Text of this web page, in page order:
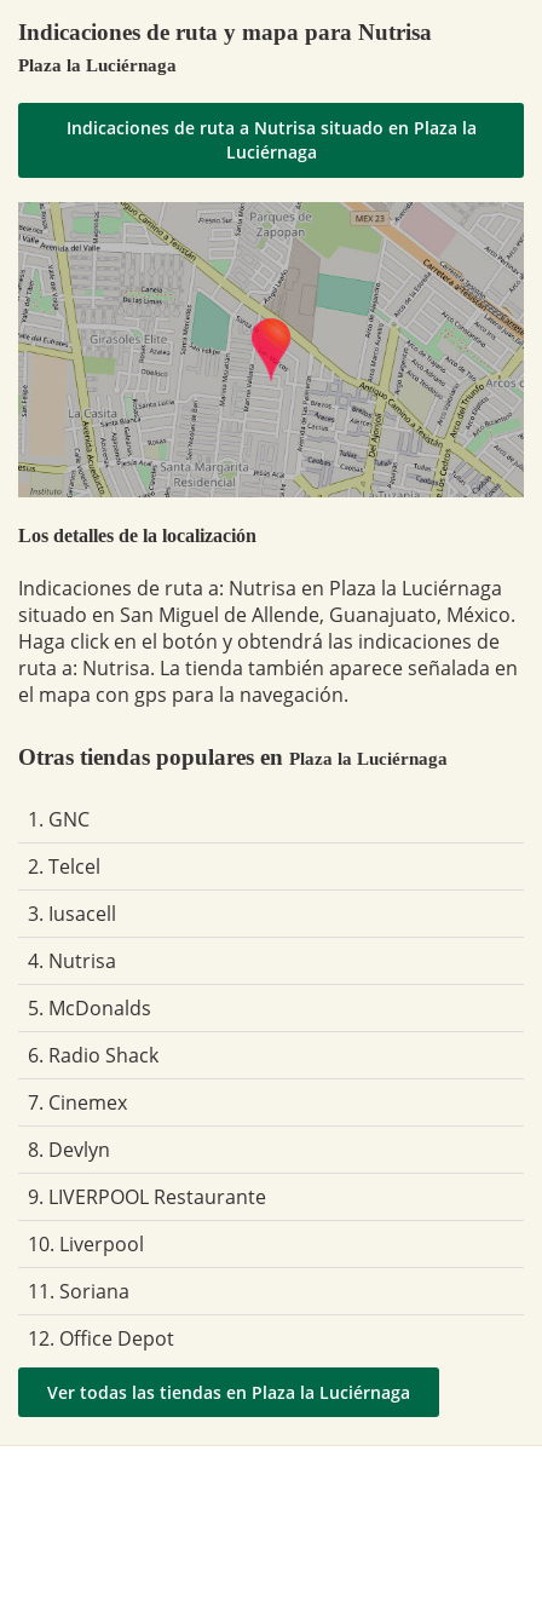
Indicaciones de ruta y mapa para Nutrisa
Plaza la Luciérnaga
Indicaciones de ruta a Nutrisa situado en Plaza la
Luciérnaga
Los detalles de la localización
Indicaciones de ruta a: Nutrisa en Plaza la Luciérnaga
situado en San Miguel de Allende, Guanajuato, México.
Haga click en el botón y obtendrá las indicaciones de
ruta a: Nutrisa. La tienda también aparece señalada en
el mapa con gps para la navegación.
Otras tiendas populares en Plaza la Luciérnaga
1. GNC
2. Telcel
3. Iusacell
4. Nutrisa
5. McDonalds
6. Radio Shack
7. Cinemex
8. Devlyn
9. LIVERPOOL Restaurante
10. Liverpool
11. Soriana
12. Office Depot
Ver todas las tiendas en Plaza la Luciérnaga